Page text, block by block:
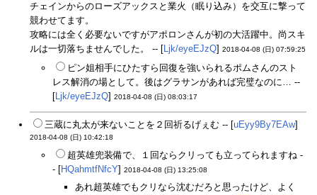
チェインからのローズアックスと業火（眠り込み）を交互に撃って
競わせてます。
攻略には全く必要ないですがアポロンさんが初の大活躍中。尚スキ
ルは一切落ちませんでした。 -- [Ljk/eyeEJzQ] 2018-04-08 (日) 07:59:25
ピン姐相手にひたすら回復を強いられるポムさんのスト
レス解消の場として。後はグラサンがあれば完璧なのに… --
[Ljk/eyeEJzQ] 2018-04-08 (日) 08:03:17
三蔵に丸太が来ないことを２回祈るげぇむ -- [uEyy9By7EAw]
2018-04-08 (日) 10:42:18
超英雄兜装備で、１回ならクリっても立ってられますね -
- [HQahmtfNfcY] 2018-04-08 (日) 13:25:08
あれ超英雄でもクリなら沈むだろと思ったけど、よく